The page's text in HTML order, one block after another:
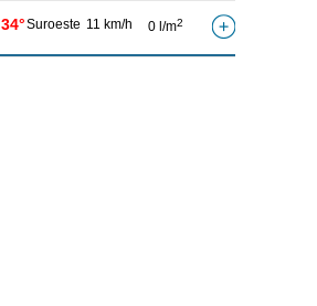
34°Suroeste 11 km/h 0 l/m2